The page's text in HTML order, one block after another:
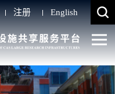
注册 English